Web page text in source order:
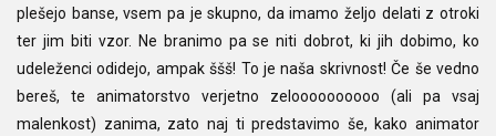
plešejo banse, vsem pa je skupno, da imamo željo delati z otroki
ter jim biti vzor. Ne branimo pa se niti dobrot, ki jih dobimo, ko
udeleženci odidejo, ampak ššš! To je naša skrivnost! Če še vedno
bereš, te animatorstvo verjetno zeloooooooooo (ali pa vsaj
malenkost) zanima, zato naj ti predstavimo še, kako animator